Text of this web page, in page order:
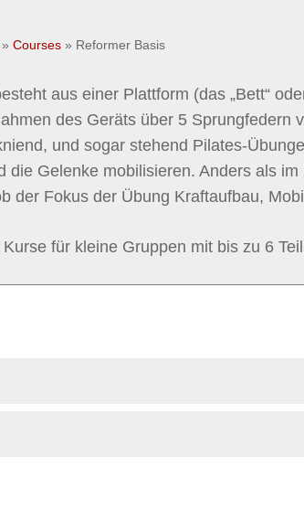
» Courses » Reformer Basis
aus einer Plattform (das „Bett“
des Geräts über 5
und sogar stehend Pilates-
die Gelenke mobilisieren. Anders als
der Fokus der Übung Kraftaufbau,
für kleine Gruppen mit bis zu 6